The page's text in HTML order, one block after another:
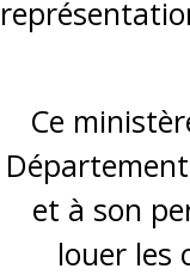
Ce
et à son
louer les